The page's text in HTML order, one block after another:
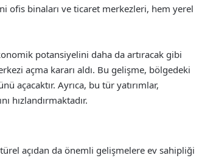
ofis binaları ve ticaret merkezleri, hem yerel
potansiyelini daha da artıracak gibi
açma kararı aldı. Bu gelişme, bölgedeki
açacaktır. Ayrıca, bu tür yatırımlar,
hızlandırmaktadır.
açıdan da önemli gelişmelere ev sahipliği